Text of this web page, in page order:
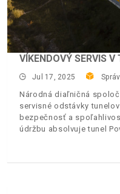
VÍKENDOVÝ SERVIS
Jul 17, 2025
Národná diaľničná
servisné odstávky
bezpečnosť a
údržbu absolvuje tunel